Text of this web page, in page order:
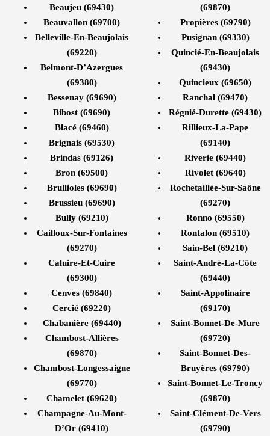
Beaujeu (69430)
Beauvallon (69700)
Belleville-En-Beaujolais
(69220)
Belmont-D’Azergues
(69380)
Bessenay (69690)
Bibost (69690)
Blacé (69460)
Brignais (69530)
Brindas (69126)
Bron (69500)
Brullioles (69690)
Brussieu (69690)
Bully (69210)
Cailloux-Sur-Fontaines
(69270)
Caluire-Et-Cuire
(69300)
Cenves (69840)
Cercié (69220)
Chabanière (69440)
Chambost-Allières
(69870)
Chambost-Longessaigne
(69770)
Chamelet (69620)
Champagne-Au-Mont-
D’Or (69410)
(69870)
Propières (69790)
Pusignan (69330)
Quincié-En-Beaujolais
(69430)
Quincieux (69650)
Ranchal (69470)
Régnié-Durette (69430)
Rillieux-La-Pape
(69140)
Riverie (69440)
Rivolet (69640)
Rochetaillée-Sur-Saône
(69270)
Ronno (69550)
Rontalon (69510)
Sain-Bel (69210)
Saint-André-La-Côte
(69440)
Saint-Appolinaire
(69170)
Saint-Bonnet-De-Mure
(69720)
Saint-Bonnet-Des-
Bruyères (69790)
Saint-Bonnet-Le-Troncy
(69870)
Saint-Clément-De-Vers
(69790)